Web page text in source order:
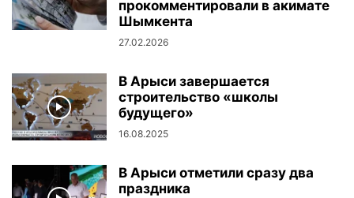
прокомментировали в акимате
Шымкента
27.02.2026
В Арыси завершается
строительство «школы
будущего»
16.08.2025
В Арыси отметили сразу два
праздника